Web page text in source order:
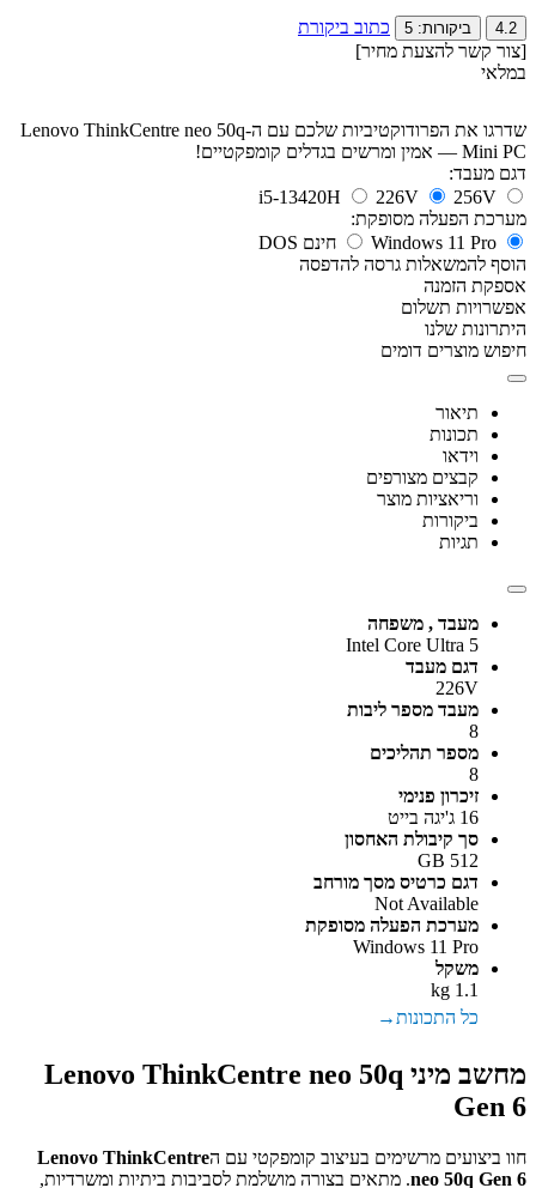
4.2 ביקורות: 5
כתוב ביקורת
[צור קשר להצעת מחיר]
במלאי
שדרגו את הפרודוקטיביות שלכם עם ה-Lenovo ThinkCentre neo 50q
Mini PC — אמין ומרשים בגדלים קומפקטיים!
דגם מעבד:
256V
226V
i5-13420H
מערכת הפעלה מסופקת:
Windows 11 Pro
חינם DOS
הוסף להמשאלות גרסה להדפסה
אספקת הזמנה
אפשרויות תשלום
היתרונות שלנו
חיפוש מוצרים דומים
תיאור
תכונות
וידאו
קבצים מצורפים
וריאציות מוצר
ביקורות
תגיות
מעבד , משפחה
Intel Core Ultra 5
דגם מעבד
226V
מעבד מספר ליבות
8
מספר תהליכים
8
זיכרון פנימי
16 ג'יגה בייט
סך קיבולת האחסון
512 GB
דגם כרטיס מסך מורחב
Not Available
מערכת הפעלה מסופקת
Windows 11 Pro
משקל
1.1 kg
כל התכונות
מחשב מיני Lenovo ThinkCentre neo 50q
Gen 6
חוו ביצועים מרשימים בעיצוב קומפקטי עם הLenovo ThinkCentre
neo 50q Gen 6. מתאים בצורה מושלמת לסביבות ביתיות ומשרדיות,